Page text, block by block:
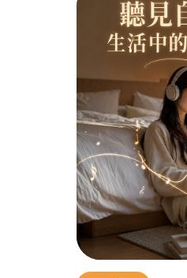
在玩瑜伽的過程裡
肉的強韌、強化核
的狀態和駝背，還
特的呼吸練習法幫
到更深沈的放鬆和
注意事項：
1、請學員穿著適合
(或可鋪墊的毯子)
2、教室內禁止用餐
小孩年齡限制
【講座資訊】